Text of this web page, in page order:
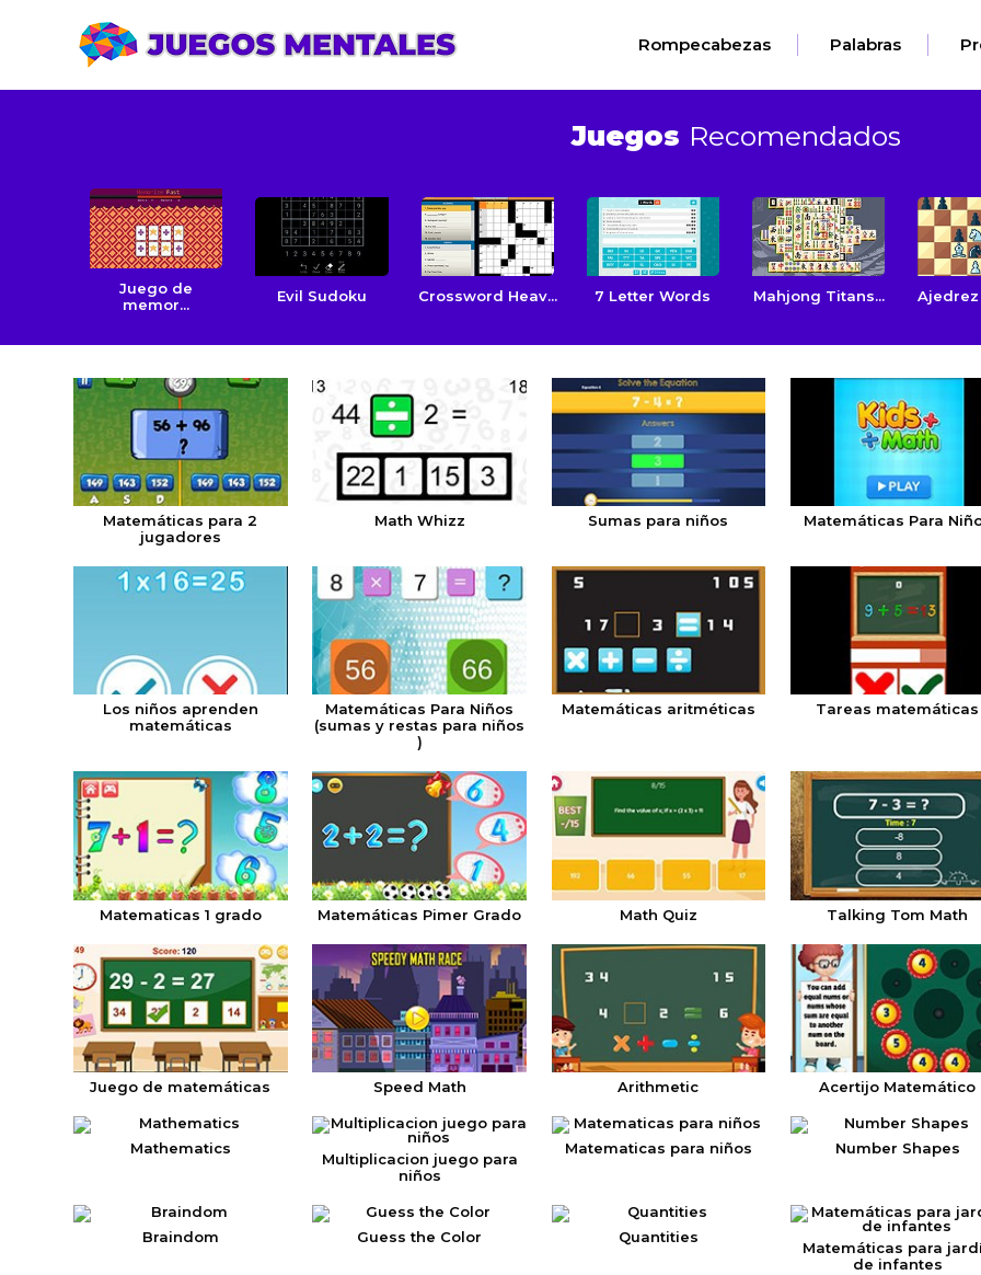
Rompecabezas Palabras
Juegos Recomendados
Juego de
memor...
Evil Sudoku Crossword Heav... 7 Letter Words Mahjong Titans... Ajedrez
Matemáticas para 2
jugadores
Math Whizz Sumas para niños Matemáticas Para
Los niños aprenden
matemáticas
Matemáticas Para Niños
(sumas y restas para niños
)
Matemáticas aritméticas Tareas matemáticas
Matematicas 1 grado Matemáticas Pimer Grado Math Quiz Talking Tom Math
Juego de matemáticas Speed Math Arithmetic Acertijo Matemático
Mathematics
Multiplicacion juego para
niños
Matematicas para niños Number Shapes
Braindom Guess the Color Quantities
Matemáticas para
de infantes